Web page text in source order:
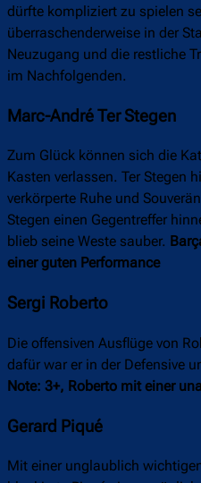
dürfte kompliziert zu spielen
überraschenderweise in der
Neuzugang und die restliche
im Nachfolgenden.
Marc-André Ter Stegen
Zum Glück können sich die
Kasten verlassen. Ter Stegen
verkörperte Ruhe und
Stegen einen Gegentreffer
blieb seine Weste sauber.
einer guten Performance
Sergi Roberto
Die offensiven Ausflüge von
dafür war er in der Defensive
Note: 3+, Roberto mit einer
Gerard Piqué
Mit einer unglaublich